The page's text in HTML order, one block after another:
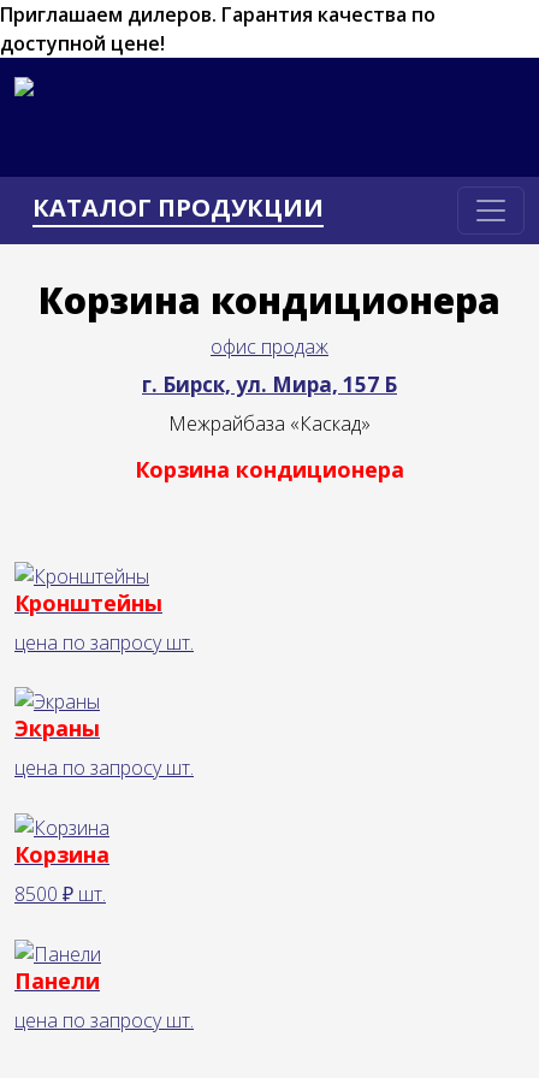
Приглашаем дилеров. Гарантия качества по
доступной цене!
КАТАЛОГ ПРОДУКЦИИ
Корзина кондиционера
офис продаж
г. Бирск, ул. Мира, 157 Б
Межрайбаза «Каскад»
Корзина кондиционера
Кронштейны
цена по запросу шт.
Экраны
цена по запросу шт.
Корзина
8500 ₽ шт.
Панели
цена по запросу шт.